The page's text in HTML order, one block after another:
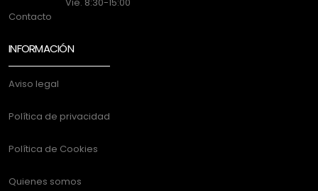
Contacto
Vie. 8:30-15:00
INFORMACIÓN
Aviso legal
Política de privacidad
Política de Cookies
Quienes somos